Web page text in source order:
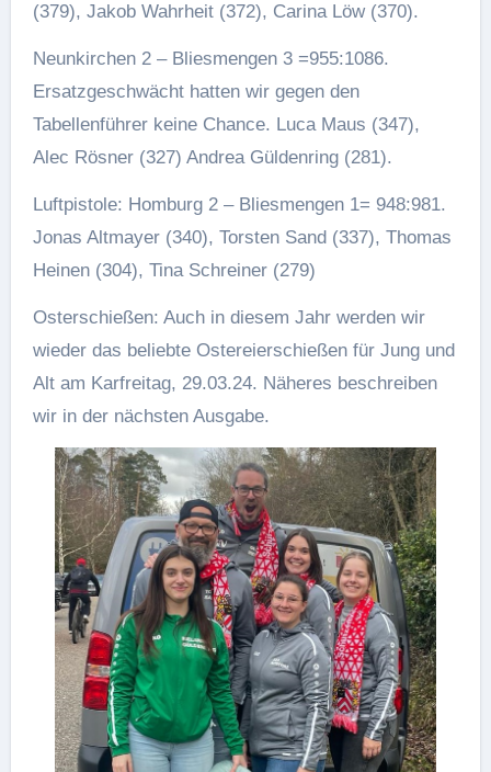
(379), Jakob Wahrheit (372), Carina Löw (370).
Neunkirchen 2 – Bliesmengen 3 =955:1086.
Ersatzgeschwächt hatten wir gegen den
Tabellenführer keine Chance. Luca Maus (347),
Alec Rösner (327) Andrea Güldenring (281).
Luftpistole: Homburg 2 – Bliesmengen 1= 948:981.
Jonas Altmayer (340), Torsten Sand (337), Thomas
Heinen (304), Tina Schreiner (279)
Osterschießen: Auch in diesem Jahr werden wir
wieder das beliebte Ostereierschießen für Jung und
Alt am Karfreitag, 29.03.24. Näheres beschreiben
wir in der nächsten Ausgabe.